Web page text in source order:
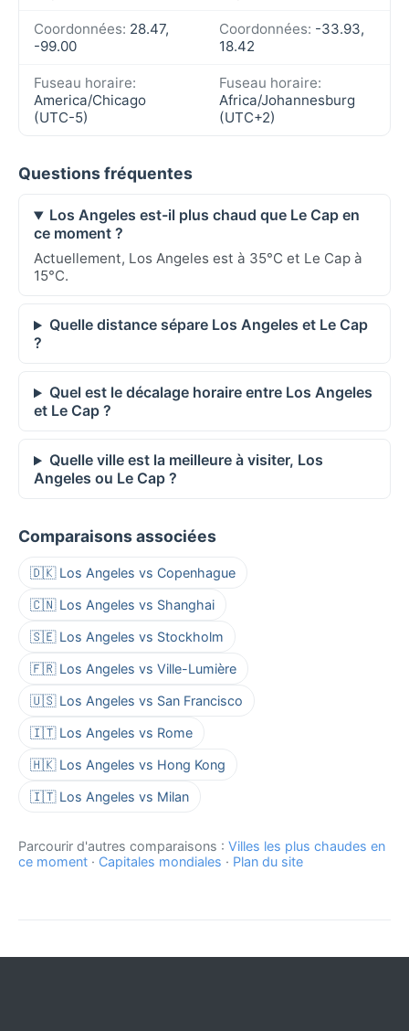
Coordonnées: 28.47,
-99.00
Coordonnées: -33.93,
18.42
Fuseau horaire:
America/Chicago
(UTC-5)
Fuseau horaire:
Africa/Johannesburg
(UTC+2)
Questions fréquentes
Los Angeles est-il plus chaud que Le Cap en
ce moment ?
Actuellement, Los Angeles est à 35°C et Le Cap à
15°C.
Quelle distance sépare Los Angeles et Le Cap
?
Quel est le décalage horaire entre Los Angeles
et Le Cap ?
Quelle ville est la meilleure à visiter, Los
Angeles ou Le Cap ?
Comparaisons associées
🇩🇰 Los Angeles vs Copenhague
🇨🇳 Los Angeles vs Shanghai
🇸🇪 Los Angeles vs Stockholm
🇫🇷 Los Angeles vs Ville-Lumière
🇺🇸 Los Angeles vs San Francisco
🇮🇹 Los Angeles vs Rome
🇭🇰 Los Angeles vs Hong Kong
🇮🇹 Los Angeles vs Milan
Parcourir d'autres comparaisons : Villes les plus chaudes en
ce moment · Capitales mondiales · Plan du site